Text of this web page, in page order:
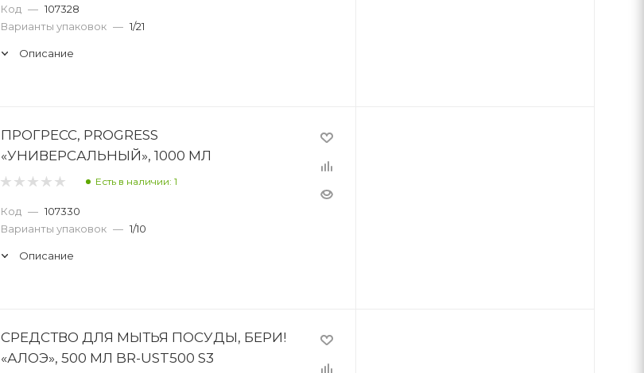
Код — 107328
Варианты упаковок — 1/21
Описание
ПРОГРЕСС, PROGRESS
«УНИВЕРСАЛЬНЫЙ», 1000 МЛ
Есть в наличии: 1
Код — 107330
Варианты упаковок — 1/10
Описание
СРЕДСТВО ДЛЯ МЫТЬЯ ПОСУДЫ, БЕРИ!
«АЛОЭ», 500 МЛ BR-UST500 S3